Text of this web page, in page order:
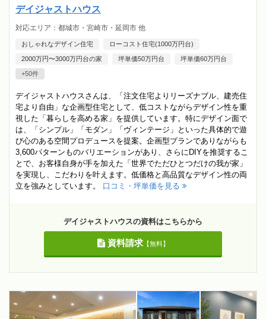
デイジャストハウス
対応エリア：都城市・宮崎市・延岡市 他
おしゃれなデザイン住宅 ローコスト住宅(1000万円台)
2000万円〜3000万円台の家 坪単価50万円台 坪単価60万円台
+50件
デイジャストハウスさんは、「注文住宅よりリーズナブル、建売住
宅より自由」な企画型住宅として、低コストながらデザイン性を重
視した「暮らしを高める家」を提供しています。特にデザイン面で
は、「シンプル」「モダン」「ヴィンテージ」といった具体的で遊
び心のある空間プロデュースを提案。企画型プランでありながらも
3,600パターンものバリエーションがあり、さらにDIYを推奨するこ
とで、お客様自身が手を加えた「世界でただひとつだけの我が家」
を実現し、こだわりを叶えます。低価格と高品質なデザイン性の両
立を強みとしています。 口コミ・坪単価を見る
デイジャストハウスの資料はこちらから
資料請求【無料】